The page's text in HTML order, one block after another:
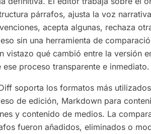
párrafos, ajusta la voz
acepta algunas, rechaza
sin una herramienta de
vistazo qué cambió entre la versión
ese proceso transparente e inmediato.
soporta los formatos más
de edición, Markdown para
y contenido de medios. La
fueron añadidos, eliminados o